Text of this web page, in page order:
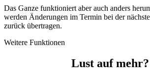
Das Ganze funktioniert aber auch anders
werden Änderungen im Termin bei der
zurück übertragen.
Weitere Funktionen
Lust auf mehr?